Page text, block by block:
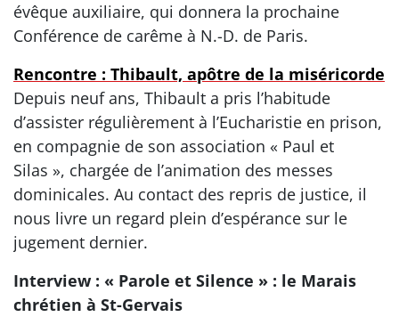
évêque auxiliaire, qui donnera la prochaine
Conférence de carême à N.-D. de Paris.
Rencontre : Thibault, apôtre de la miséricorde
Depuis neuf ans, Thibault a pris l’habitude
d’assister régulièrement à l’Eucharistie en prison,
en compagnie de son association « Paul et
Silas », chargée de l’animation des messes
dominicales. Au contact des repris de justice, il
nous livre un regard plein d’espérance sur le
jugement dernier.
Interview : « Parole et Silence » : le Marais
chrétien à St-Gervais